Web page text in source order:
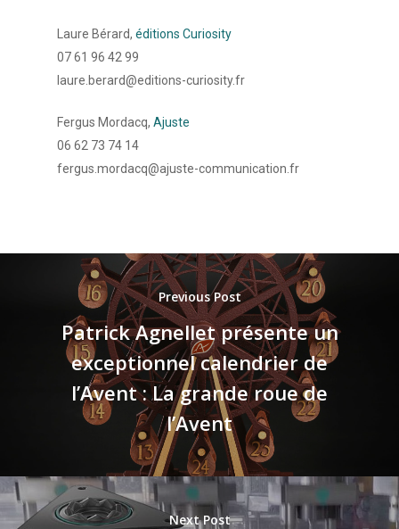
Laure Bérard, éditions Curiosity
07 61 96 42 99
laure.berard@editions-curiosity.fr
Fergus Mordacq, Ajuste
06 62 73 74 14
fergus.mordacq@ajuste-communication.fr
Previous Post
Patrick Agnellet présente un
exceptionnel calendrier de
l’Avent : La grande roue de
l’Avent
Next Post